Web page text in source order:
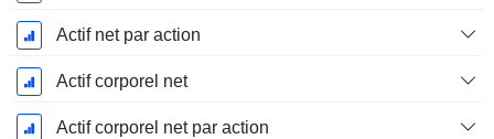
Actif net par action
Actif corporel net
Actif corporel net par action